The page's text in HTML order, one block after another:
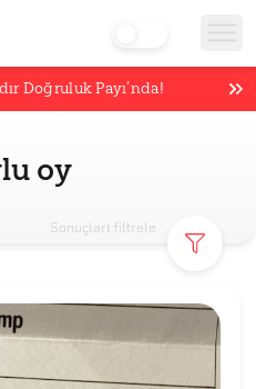
Doğruluk Payı’nda!
oy
Sonuçları filtrele